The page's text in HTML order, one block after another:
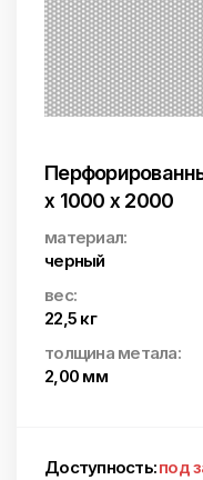
x 1000 x 2000
материал:
черный
вес:
22,5 кг
толщина метала:
2,00 мм
Доступность:под